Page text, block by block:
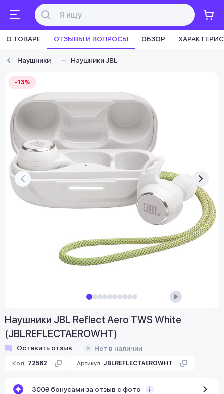
О ТОВАРЕ ОТЗЫВЫ И ВОПРОСЫ ОБЗОР
Наушники Наушники JBL
-13%
Наушники JBL Reflect Aero TWS White
(JBLREFLECTAEROWHT)
Оставить отзыв Нет в наличии
Код: 72562 Артикул: JBLREFLECTAEROWHT
300₴ бонусами за отзыв с фото